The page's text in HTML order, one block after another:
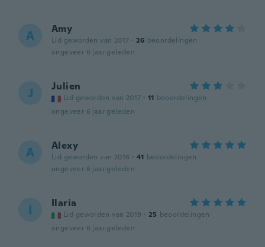
A Amy
Lid geworden van 2017 · 26 beoordelingen
ongeveer 6 jaar geleden
J Julien
Lid geworden van 2017 · 11 beoordelingen
ongeveer 6 jaar geleden
A Alexy
Lid geworden van 2016 · 41 beoordelingen
ongeveer 6 jaar geleden
I Ilaria
Lid geworden van 2019 · 25 beoordelingen
ongeveer 6 jaar geleden